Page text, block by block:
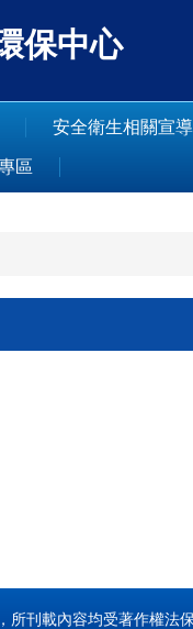
保中心
安全衛生相關宣導
區
所刊載內容均受著作權法